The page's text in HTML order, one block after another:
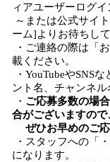
ィアユーザーログイ
～または公式サイト
ーム]よりお待ちして
・ご連絡の際は「
載ください。
・YouTubeやSNS
ント名、チャンネル
・ ご応募多数の場
合がございますので
ぜひお早めのご応
・スタッフへの「
になります。